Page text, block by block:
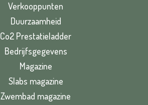
Verkooppunten
Duurzaamheid
Co2 Prestatieladder
Bedrijfsgegevens
Magazine
Slabs magazine
Zwembad magazine